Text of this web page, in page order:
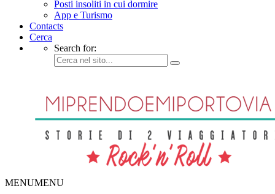
Posti insoliti in cui dormire
App e Turismo
Contacts
Cerca
Search for:
MENUMENU